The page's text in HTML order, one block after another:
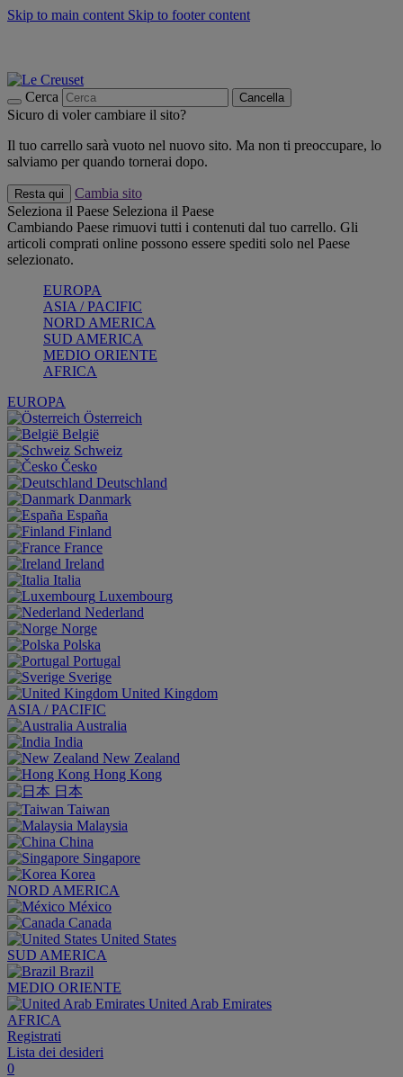
Skip to main content Skip to footer content
Cerca Cancella
Sicuro di voler cambiare il sito?
Il tuo carrello sarà vuoto nel nuovo sito. Ma non ti preoccupare, lo
salviamo per quando tornerai dopo.
Resta qui
Cambia sito
Seleziona il Paese Seleziona il Paese
Cambiando Paese rimuovi tutti i contenuti dal tuo carrello. Gli
articoli comprati online possono essere spediti solo nel Paese
selezionato.
EUROPA
ASIA / PACIFIC
NORD AMERICA
SUD AMERICA
MEDIO ORIENTE
AFRICA
EUROPA
Österreich
België
Schweiz
Česko
Deutschland
Danmark
España
Finland
France
Ireland
Italia
Luxembourg
Nederland
Norge
Polska
Portugal
Sverige
United Kingdom
ASIA / PACIFIC
Australia
India
New Zealand
Hong Kong
日本
Taiwan
Malaysia
China
Singapore
Korea
NORD AMERICA
México
Canada
United States
SUD AMERICA
Brazil
MEDIO ORIENTE
United Arab Emirates
AFRICA
Registrati
Lista dei desideri
0